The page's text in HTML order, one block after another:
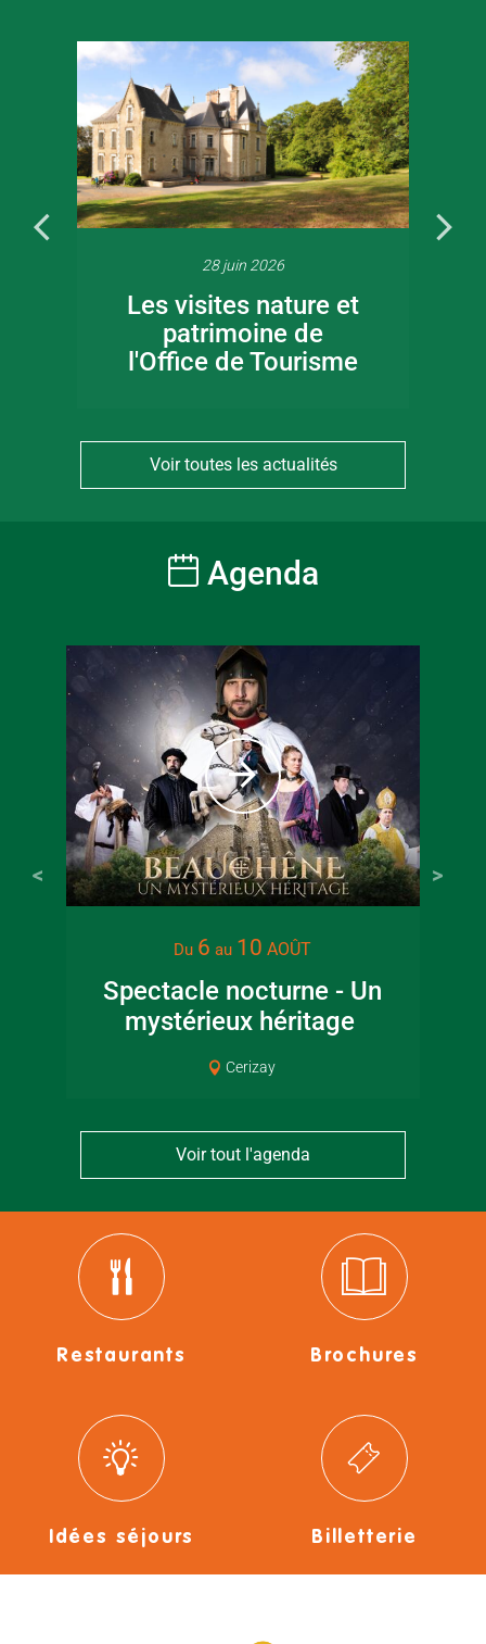
28 juin 2026
Les visites nature et
patrimoine de
l'Office de Tourisme
Voir toutes les actualités
Agenda
Du 6 au 10 AOÛT
Spectacle nocturne - Un
mystérieux héritage
Cerizay
Voir tout l'agenda
Restaurants Brochures
Idées séjours Billetterie